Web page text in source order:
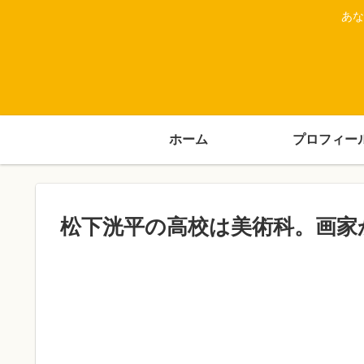
あ
ホーム プロフィー
松下洸平の高校は美術科。画